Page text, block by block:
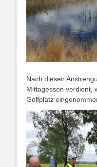
Nach diesen
Mittagessen verdient,
Golfplatz